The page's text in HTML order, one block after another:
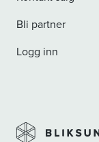
Bli partner
Logg inn